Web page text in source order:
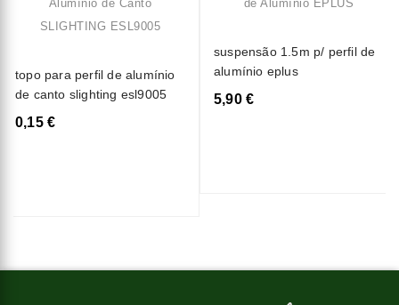
topo para perfil de alumínio
de canto slighting esl9005
0,15 €
suspensão 1.5m p/ perfil de
alumínio eplus
5,90 €